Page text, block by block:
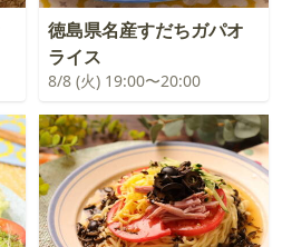
徳島県名産すだちガパオ
ライス
8/8 (火) 19:00〜20:00